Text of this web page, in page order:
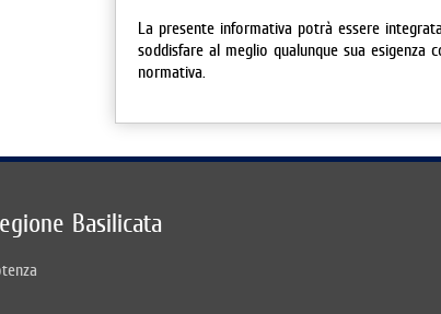
La presente informativa potrà essere
soddisfare al meglio qualunque sua esigenza
normativa.
Basilicata